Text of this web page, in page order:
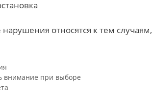
относятся к тем случаям,
внимание при выборе